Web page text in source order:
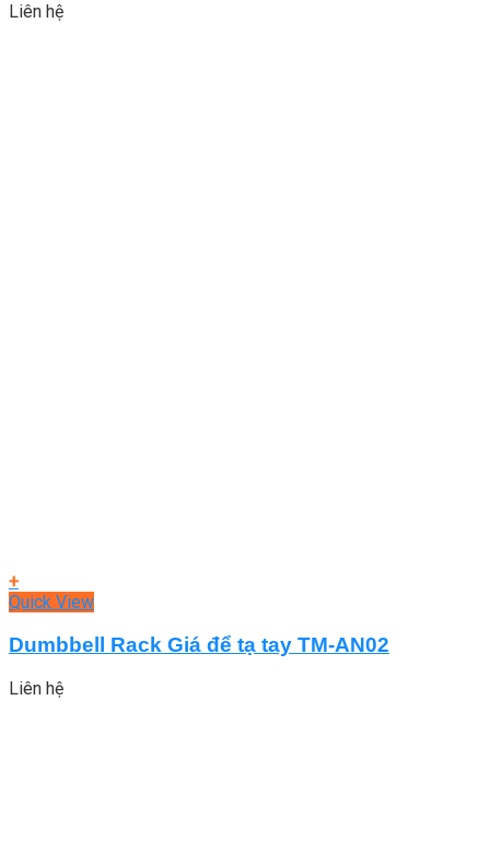
Liên hệ
+
Quick View
Dumbbell Rack Giá để tạ tay TM-AN02
Liên hệ